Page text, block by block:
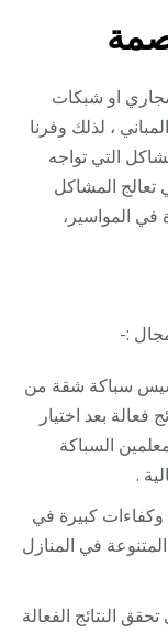
او شبكات
، لذلك وفرنا
التي تواجه
تعالج المشاكل
في المواسير،
:-
سباكة شقة من
فعالة بعد اختيار
السباكة
.
وكفاءات كبيرة في
في المنازل
النتائج الفعالة